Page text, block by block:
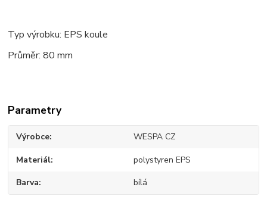
Typ výrobku: EPS koule
Průměr: 80 mm
Parametry
Výrobce WESPA CZ
Materiál polystyren EPS
Barva bílá